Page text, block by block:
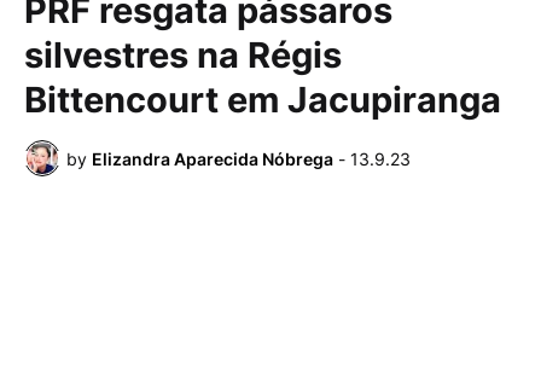
PRF resgata pássaros
silvestres na Régis
Bittencourt em Jacupiranga
by Elizandra Aparecida Nóbrega - 13.9.23